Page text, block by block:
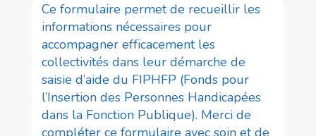
Ce formulaire permet de recueillir les
informations nécessaires pour
accompagner efficacement les
collectivités dans leur démarche de
saisie d’aide du FIPHFP (Fonds pour
l’Insertion des Personnes Handicapées
dans la Fonction Publique). Merci de
compléter ce formulaire avec soin et de